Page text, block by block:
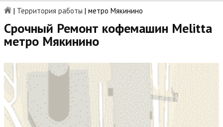
| Территория работы | метро Мякинино
Срочный Ремонт кофемашин Melitta
метро Мякинино